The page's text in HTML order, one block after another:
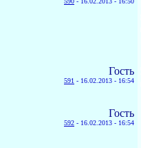
Гость
591 - 16.02.2013 - 16:54
Гость
592 - 16.02.2013 - 16:54